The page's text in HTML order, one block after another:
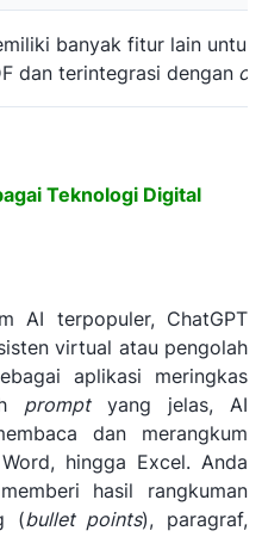
banyak fitur lain
dan terintegrasi dengan
Teknologi Digital
AI terpopuler, ChatGPT
virtual atau pengolah
aplikasi meringkas
promptyang jelas, AI
dan merangkum
hingga Excel. Anda
hasil rangkuman
(bullet points), paragraf,